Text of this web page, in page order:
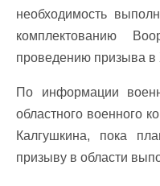
необходимость
комплектованию
проведению призыва в
По информации
областного военного
Калгушкина, пока
призыву в области